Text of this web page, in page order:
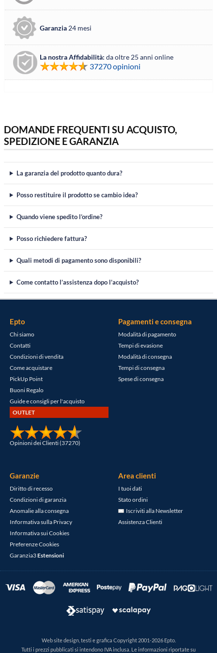
Garanzia 24 mesi
La nostra Affidabilità: da oltre 25 anni online
37270 opinioni
DOMANDE FREQUENTI SU ACQUISTO,
SPEDIZIONE E GARANZIA
La garanzia del prodotto quanto dura?
Posso restituire il prodotto se cambio idea?
Quando viene spedito l’ordine?
Posso richiedere fattura?
Quali metodi di pagamento sono disponibili?
Come contatto l’assistenza dopo l’acquisto?
Epto
Chi siamo
Contatti
Condizioni di vendita
Come acquistare
PickUp Point
Buoni Regalo
Guide e consigli per l'acquisto
OUTLET
Opinioni dei Clienti (37270)
Pagamenti e consegna
Modalità di pagamento
Tempi di evasione
Modalità di consegna
Tempi di consegna
Spese di consegna
Garanzie
Diritto di recesso
Condizioni di garanzia
Anomalie alla consegna
Informativa sulla Privacy
Informativa sui Cookies
Preferenze Cookies
Garanzia3Estensioni
Area clienti
I tuoi dati
Stato ordini
Iscriviti alla Newsletter
Assistenza Clienti
Web site design, testi e grafica Copyright 2001-2026 Epto.
Tutti i prezzi pubblicati si intendono IVA inclusa. Le informazioni riportate su